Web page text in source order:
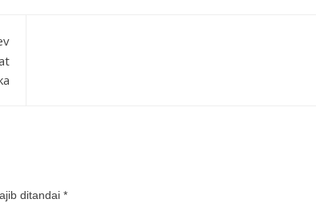
ditandai *